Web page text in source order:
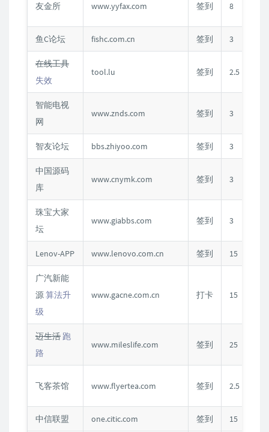
友金所 www.yyfax.com 签到 8
鱼C论坛 fishc.com.cn 签到 3
在线工具
失效
tool.lu 签到 2.5
智能电视
网
www.znds.com 签到 3
智友论坛 bbs.zhiyoo.com 签到 3
中国源码
库
www.cnymk.com 签到 3
珠宝大家
坛
www.giabbs.com 签到 3
Lenov-APP www.lenovo.com.cn 签到 15
广汽新能
源算法升
级
www.gacne.com.cn 打卡 15
迈生活 跑
路
www.mileslife.com 签到 25
飞客茶馆 www.flyertea.com 签到 2.5
中信联盟 one.citic.com 签到 15